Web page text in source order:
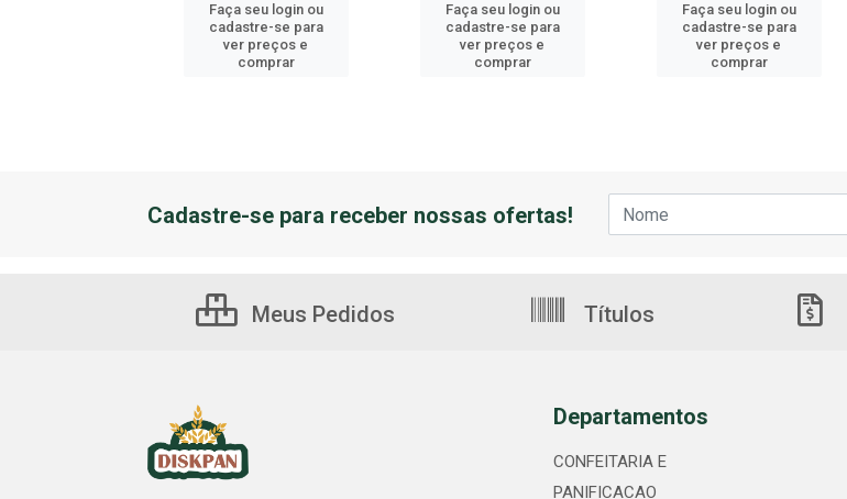
Faça seu login ou
cadastre-se para
ver preços e
comprar
Faça seu login ou
cadastre-se para
ver preços e
comprar
Faça seu login ou
cadastre-se para
ver preços e
comprar
Cadastre-se para receber nossas ofertas!
Meus Pedidos Títulos
Departamentos
CONFEITARIA E
PANIFICACAO